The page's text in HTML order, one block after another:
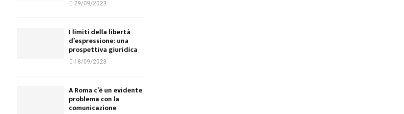
29/09/2023
I limiti della libertà
d’espressione: una
prospettiva giuridica
18/09/2023
A Roma c’è un evidente
problema con la
comunicazione